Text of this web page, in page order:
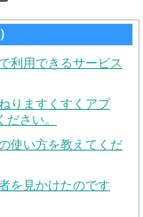
利用できるサービス
りますくすくアプ
さい。
使い方を教えてくだ
を見かけたのです